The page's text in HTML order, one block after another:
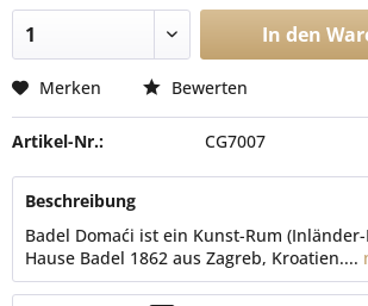
In den
Merken Bewerten
Artikel-Nr.: CG7007
Beschreibung
Badel Domaći ist ein Kunst-Rum
Hause Badel 1862 aus Zagreb, Kroatien....